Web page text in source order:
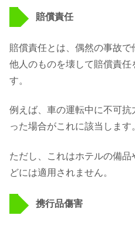
賠償責任
賠償責任とは、偶然の事故
他人のものを壊して賠償責任
す。
例えば、車の運転中に不可抗
った場合がこれに該当します
ただし、これはホテルの備
どには適用されません。
携行品傷害